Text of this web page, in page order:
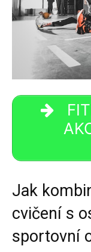
Jak
cvičení s
sportovní